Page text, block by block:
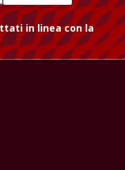
in linea con la